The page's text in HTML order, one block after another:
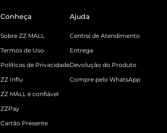
Conheça
Sobre ZZ MALL
Termos de Uso
Políticas de Privacidade
ZZ Influ
ZZ MALL é confiável
ZZPay
Cartão Presente
Ajuda
Central de Atendimento
Entrega
Devolução do Produto
Compre pelo WhatsApp